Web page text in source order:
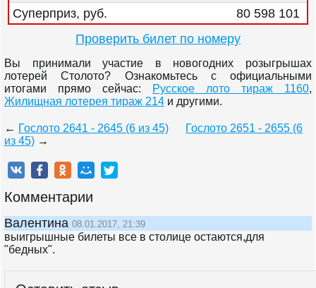
Суперприз, руб.
80 598 101
Проверить билет по номеру
Вы принимали участие в новогодних розыгрышах
лотерей Столото? Ознакомьтесь с официальными
итогами прямо сейчас:
Русское лото тираж 1160,
Жилищная лотерея тираж 214 и другими.
← Гослото 2641 - 2645 (6 из 45)
Гослото 2651 - 2655 (6
из 45) →
Комментарии
Валентина 08.01.2017, 21:39
выигрышные билеты все в столице остаются,для
"бедных".